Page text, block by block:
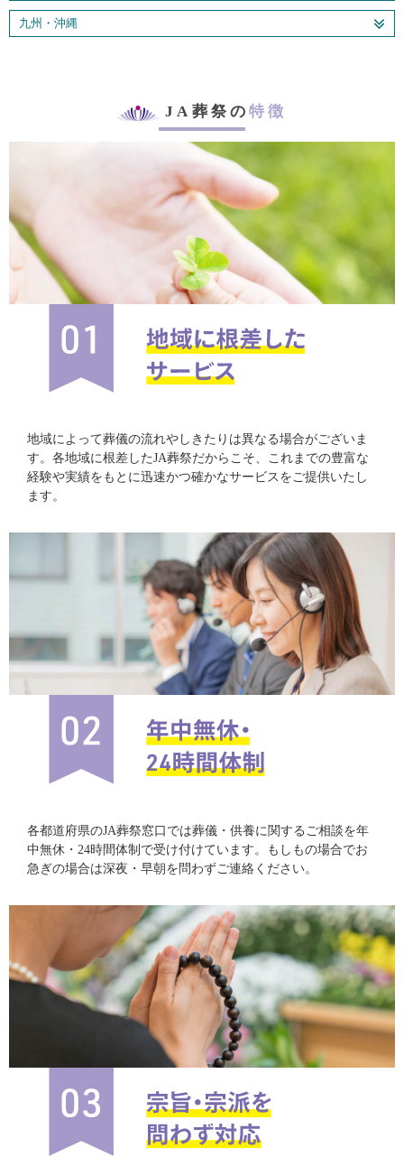
九州・沖縄
JA葬祭の特徴
地域によって葬儀の流れやしきたりは異なる場合がございま
す。各地域に根差したJA葬祭だからこそ、これまでの豊富な
経験や実績をもとに迅速かつ確かなサービスをご提供いたし
ます。
各都道府県のJA葬祭窓口では葬儀・供養に関するご相談を年
中無休・24時間体制で受け付けています。もしもの場合でお
急ぎの場合は深夜・早朝を問わずご連絡ください。